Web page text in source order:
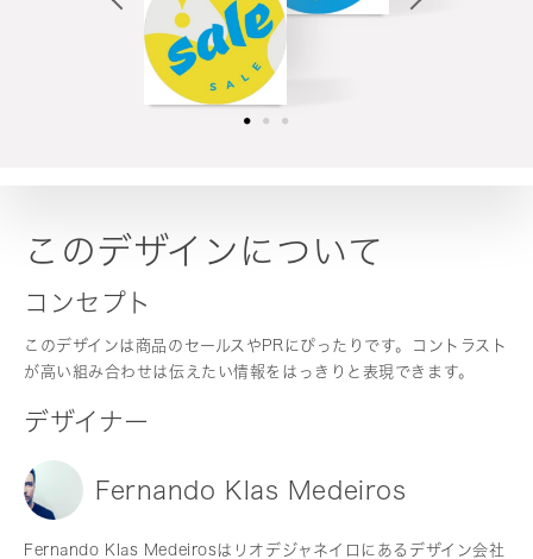
このデザインについて
コンセプト
このデザインは商品のセールスやPRにぴったりです。コントラスト
が高い組み合わせは伝えたい情報をはっきりと表現できます。
デザイナー
Fernando Klas Medeiros
Fernando Klas Medeirosはリオデジャネイロにあるデザイン会社